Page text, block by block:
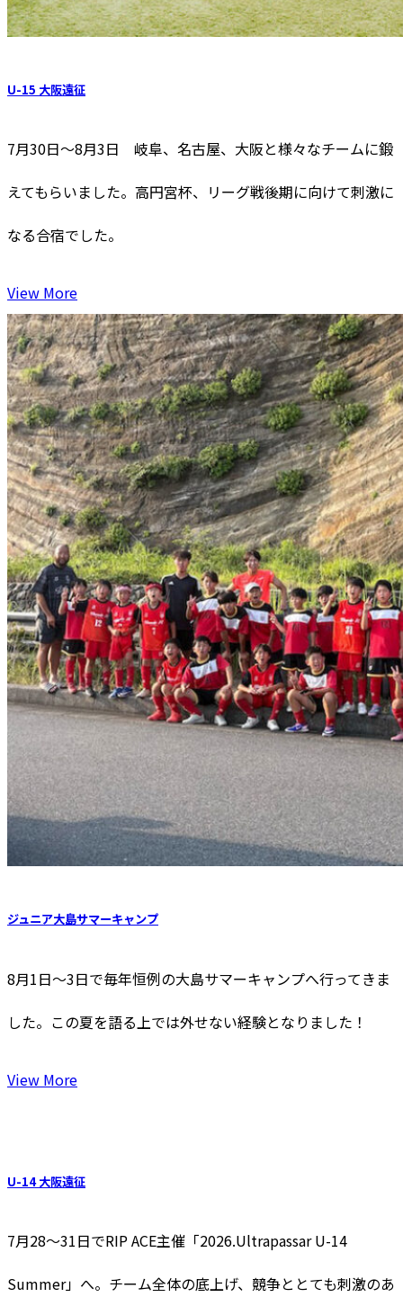
U-15 大阪遠征
7月30日～8月3日 岐阜、名古屋、大阪と様々なチームに鍛
えてもらいました。高円宮杯、リーグ戦後期に向けて刺激に
なる合宿でした。
View More
ジュニア大島サマーキャンプ
8月1日〜3日で毎年恒例の大島サマーキャンプへ行ってきま
した。この夏を語る上では外せない経験となりました！
View More
U-14 大阪遠征
7月28〜31日でRIP ACE主催「2026.Ultrapassar U-14
Summer」へ。チーム全体の底上げ、競争ととても刺激のあ